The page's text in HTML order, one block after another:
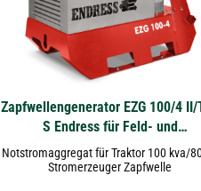
Zapfwellengenerator EZG 100/4 II/
S Endress für Feld- und
Einspeisebetrieb
Notstromaggregat für Traktor 100 kva/
Stromerzeuger Zapfwelle